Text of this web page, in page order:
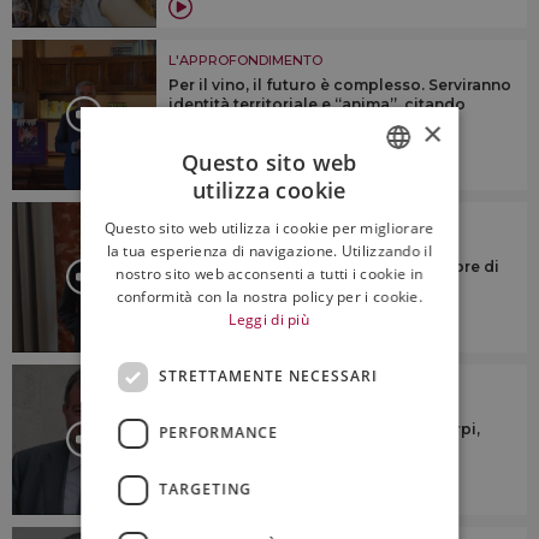
L'APPROFONDIMENTO
Per il vino, il futuro è complesso. Serviranno
identità territoriale e “anima”, citando
L'APPROFONDIMENTO
“Dovremmo cercare di riunire le
denominazioni sotto un numero minore di
L'APPROFONDIMENTO
generalizzazioni su taglio rese o estirpi,
ENGLISH
×
Questo sito web
utilizza cookie
Questo sito web utilizza i cookie per migliorare
la tua esperienza di navigazione. Utilizzando il
nostro sito web acconsenti a tutti i cookie in
conformità con la nostra policy per i cookie.
Leggi di più
STRETTAMENTE NECESSARI
PERFORMANCE
TARGETING